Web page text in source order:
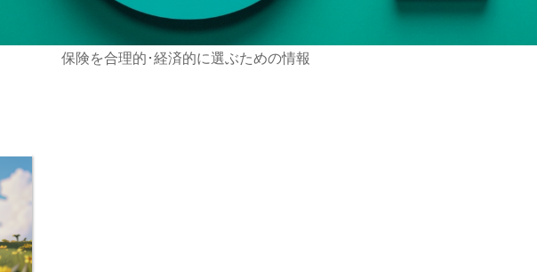
保険を合理的･経済的に選ぶための情報